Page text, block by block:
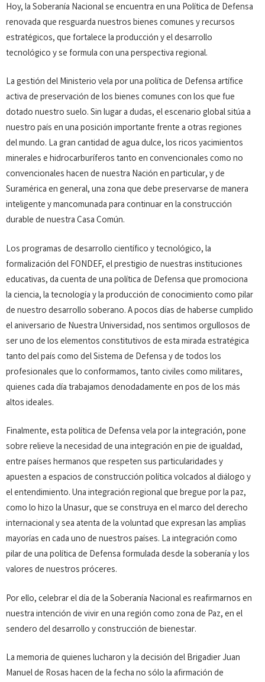
Hoy, la Soberanía Nacional se encuentra en una Política de Defensa
renovada que resguarda nuestros bienes comunes y recursos
estratégicos, que fortalece la producción y el desarrollo
tecnológico y se formula con una perspectiva regional.
La gestión del Ministerio vela por una política de Defensa artífice
activa de preservación de los bienes comunes con los que fue
dotado nuestro suelo. Sin lugar a dudas, el escenario global sitúa a
nuestro país en una posición importante frente a otras regiones
del mundo. La gran cantidad de agua dulce, los ricos yacimientos
minerales e hidrocarburíferos tanto en convencionales como no
convencionales hacen de nuestra Nación en particular, y de
Suramérica en general, una zona que debe preservarse de manera
inteligente y mancomunada para continuar en la construcción
durable de nuestra Casa Común.
Los programas de desarrollo científico y tecnológico, la
formalización del FONDEF, el prestigio de nuestras instituciones
educativas, da cuenta de una política de Defensa que promociona
la ciencia, la tecnología y la producción de conocimiento como pilar
de nuestro desarrollo soberano. A pocos días de haberse cumplido
el aniversario de Nuestra Universidad, nos sentimos orgullosos de
ser uno de los elementos constitutivos de esta mirada estratégica
tanto del país como del Sistema de Defensa y de todos los
profesionales que lo conformamos, tanto civiles como militares,
quienes cada día trabajamos denodadamente en pos de los más
altos ideales.
Finalmente, esta política de Defensa vela por la integración, pone
sobre relieve la necesidad de una integración en pie de igualdad,
entre países hermanos que respeten sus particularidades y
apuesten a espacios de construcción política volcados al diálogo y
el entendimiento. Una integración regional que bregue por la paz,
como lo hizo la Unasur, que se construya en el marco del derecho
internacional y sea atenta de la voluntad que expresan las amplias
mayorías en cada uno de nuestros países. La integración como
pilar de una política de Defensa formulada desde la soberanía y los
valores de nuestros próceres.
Por ello, celebrar el día de la Soberanía Nacional es reafirmarnos en
nuestra intención de vivir en una región como zona de Paz, en el
sendero del desarrollo y construcción de bienestar.
La memoria de quienes lucharon y la decisión del Brigadier Juan
Manuel de Rosas hacen de la fecha no sólo la afirmación de